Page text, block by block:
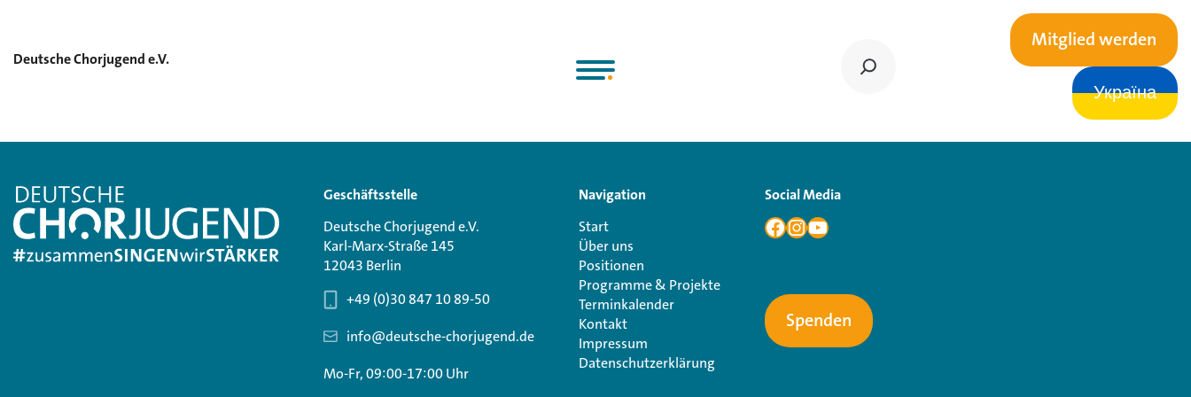
Deutsche Chorjugend e.V.
Mitglied werden
Україна
Geschäftsstelle
Deutsche Chorjugend e.V.
Karl-Marx-Straße 145
12043 Berlin
+49 (0)30 847 10 89-50
info@deutsche-chorjugend.de
Mo-Fr, 09:00-17:00 Uhr
Navigation
Start
Über uns
Positionen
Programme & Projekte
Terminkalender
Kontakt
Impressum
Datenschutzerklärung
Social Media
Spenden